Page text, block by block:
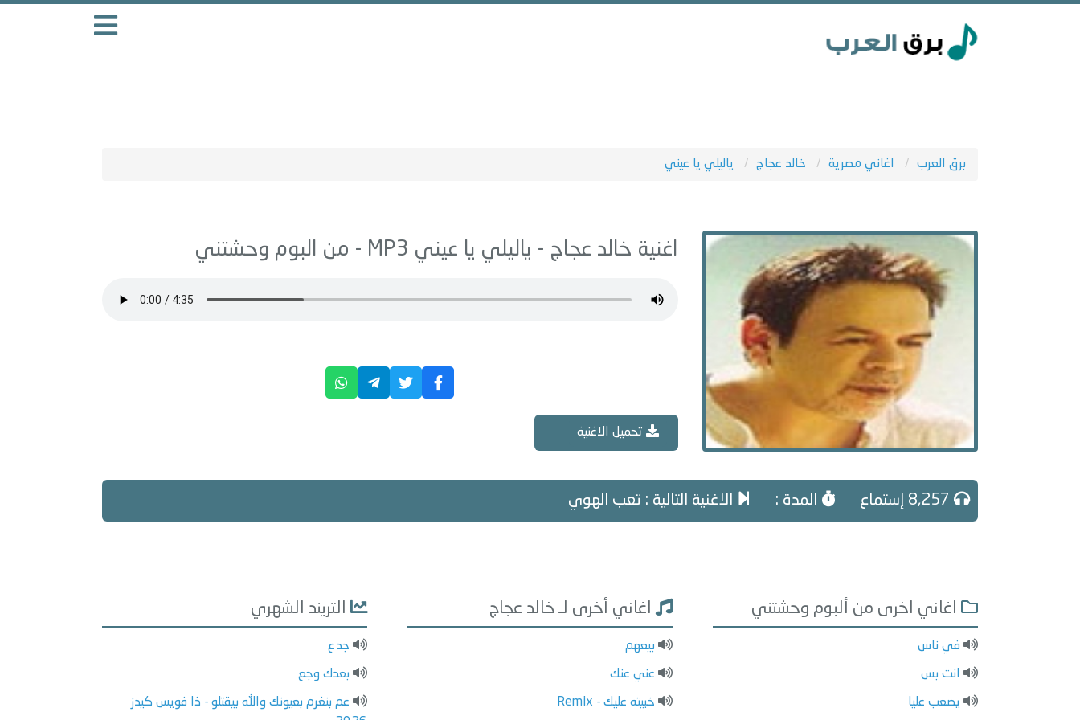
برق العرب اغاني مصرية خالد عجاج ياليلي يا عيني
اغنية خالد عجاج - ياليلي يا عيني وحشتني
تحميل الاغنية
المدة : الاغنية التالية : تعب الهوي
اغاني اخرى من ألبوم وحشتني
في ناس
انت بس
يصعب عليا
اغاني أخرى لـ خالد عجاج
بيعهم
عني عنك
خبيته عليك - Remix
التريند الشهري
جدع
بعدك وجع
عم بنغرم بعيونك والله بيقتلو - ذا فويس كيدز